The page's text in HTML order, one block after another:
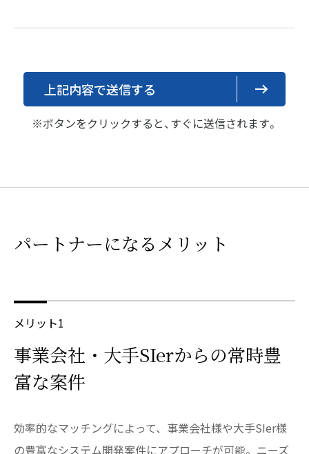
パートナーになるメリット
メリット1
事業会社・大手SIerからの常時豊
富な案件
効率的なマッチングによって、事業会社様や大手SIer様
の豊富なシステム開発案件にアプローチが可能。ニーズ